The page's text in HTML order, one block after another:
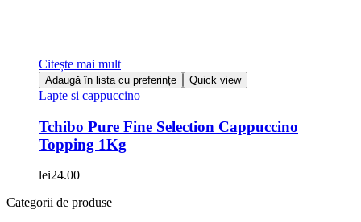
Citește mai mult
Adaugă în lista cu preferințe Quick view
Lapte si cappuccino
Tchibo Pure Fine Selection Cappuccino
Topping 1Kg
lei24.00
Categorii de produse